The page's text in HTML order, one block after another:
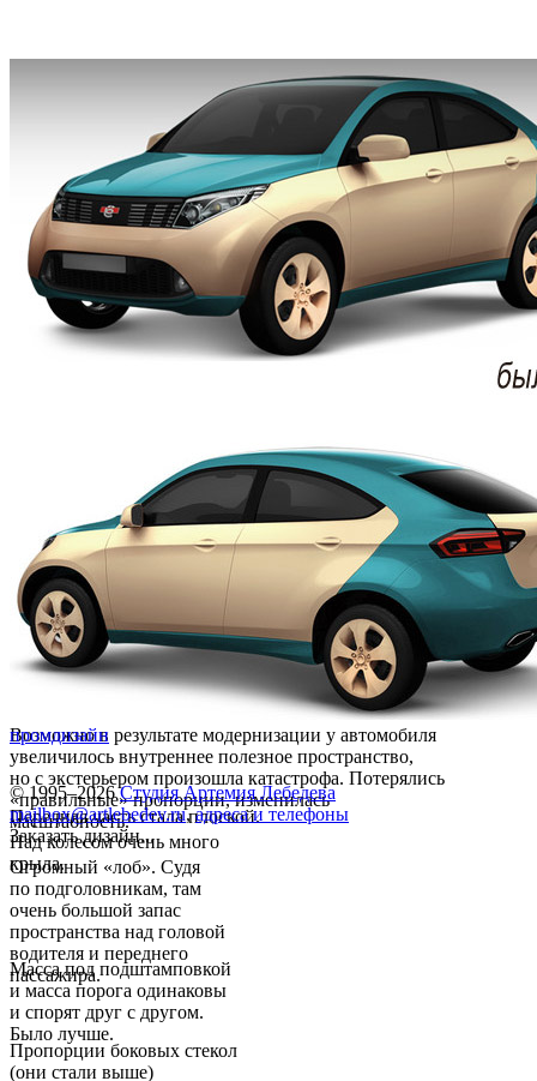
Возможно в результате модернизации у автомобиля
увеличилось внутреннее полезное пространство,
но с экстерьером произошла катастрофа. Потерялись
«правильные» пропорции, изменилась
масштабность.
Передняя часть стала плоской.
Над колесом очень много
крыла.
Огромный «лоб». Судя
по подголовникам, там
очень большой запас
пространства над головой
водителя и переднего
пассажира.
Масса под подштамповкой
и масса порога одинаковы
и спорят друг с другом.
Было лучше.
Пропорции боковых стекол
(они стали выше)
промдизайн
© 1995–2026 Студия Артемия Лебедева
mailbox@artlebedev.ru, адреса и телефоны
Заказать дизайн...